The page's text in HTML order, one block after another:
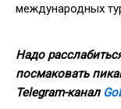
международных
Надо
посмаковать
Telegram-канал